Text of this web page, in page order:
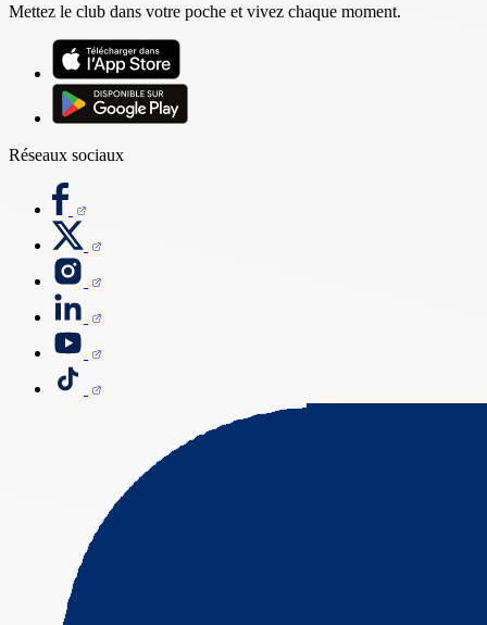
Mettez le club dans votre poche et vivez chaque moment.
Réseaux sociaux